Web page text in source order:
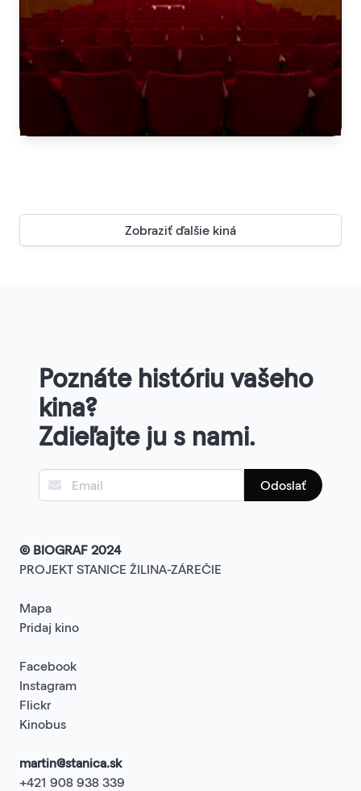
Zobraziť ďalšie kiná
Poznáte históriu vašeho
kina?
Zdieľajte ju s nami.
Odoslať
© BIOGRAF 2024
PROJEKT STANICE ŽILINA-ZÁREČIE
Mapa
Pridaj kino
Facebook
Instagram
Flickr
Kinobus
martin@stanica.sk
+421 908 938 339